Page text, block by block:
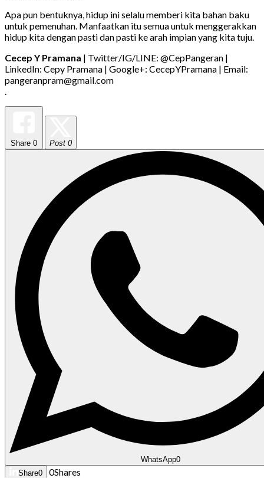
Apa pun bentuknya, hidup ini selalu memberi kita bahan baku
untuk pemenuhan. Manfaatkan itu semua untuk menggerakkan
hidup kita dengan pasti dan pasti ke arah impian yang kita tuju.
Cecep Y Pramana | Twitter/IG/LINE: @CepPangeran |
LinkedIn: Cepy Pramana | Google+: CecepYPramana | Email:
pangeranpram@gmail.com
.
Share 0 Post 0
WhatsApp0
Share0 0Shares